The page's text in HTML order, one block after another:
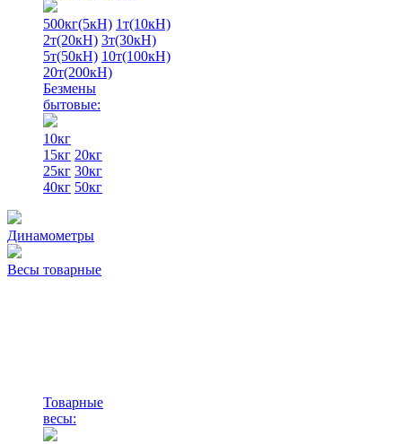
500кг(5кН) 1т(10кН)
2т(20кН) 3т(30кН)
5т(50кН) 10т(100кН)
20т(200кН)
Безмены
бытовые:
10кг
15кг 20кг
25кг 30кг
40кг 50кг
Динамометры
Весы товарные
Товарные
весы: